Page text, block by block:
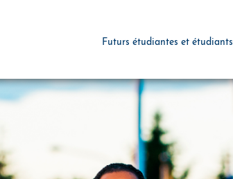
Futurs étudiantes et étudiants